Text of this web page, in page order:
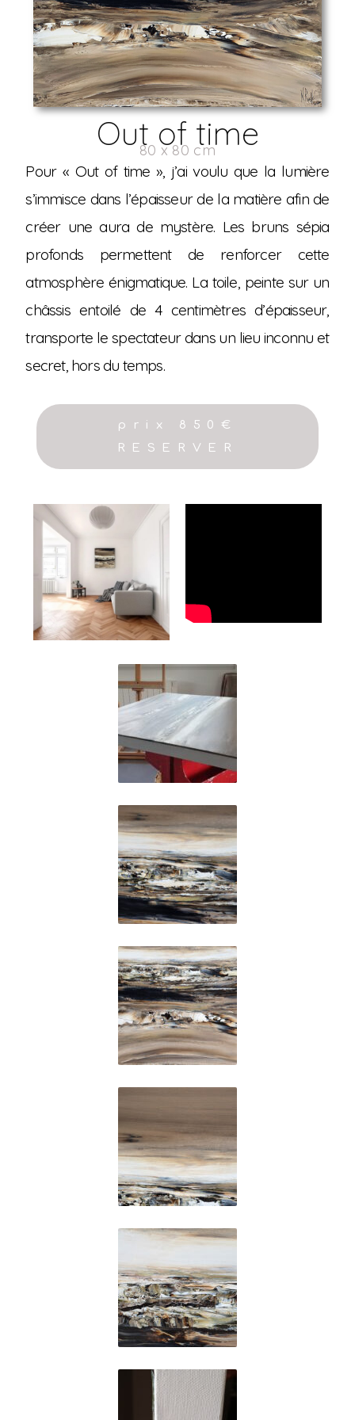
Out of time
80 x 80 cm
Pour « Out of time », j’ai voulu que la lumière
s’immisce dans l’épaisseur de la matière afin de
créer une aura de mystère. Les bruns sépia
profonds permettent de renforcer cette
atmosphère énigmatique. La toile, peinte sur un
châssis entoilé de 4 centimètres d’épaisseur,
transporte le spectateur dans un lieu inconnu et
secret, hors du temps.
prix 850€
RESERVER